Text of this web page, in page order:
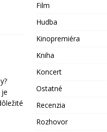
Film
Hudba
Kinopremiéra
Kniha
Koncert
Ostatné
Recenzia
Rozhovor